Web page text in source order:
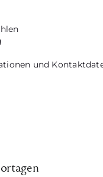
und